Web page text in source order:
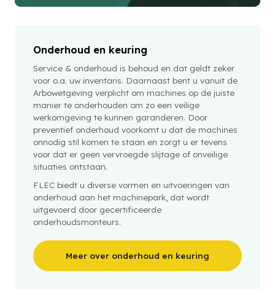
Onderhoud en keuring
Service & onderhoud is behoud en dat geldt zeker
voor o.a. uw inventaris. Daarnaast bent u vanuit de
Arbowetgeving verplicht om machines op de juiste
manier te onderhouden om zo een veilige
werkomgeving te kunnen garanderen. Door
preventief onderhoud voorkomt u dat de machines
onnodig stil komen te staan en zorgt u er tevens
voor dat er geen vervroegde slijtage of onveilige
situaties ontstaan.
FLEC biedt u diverse vormen en uitvoeringen van
onderhoud aan het machinepark, dat wordt
uitgevoerd door gecertificeerde
onderhoudsmonteurs.
Meer over onderhoud en keuring